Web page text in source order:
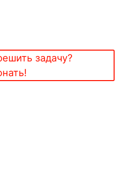
задачу?